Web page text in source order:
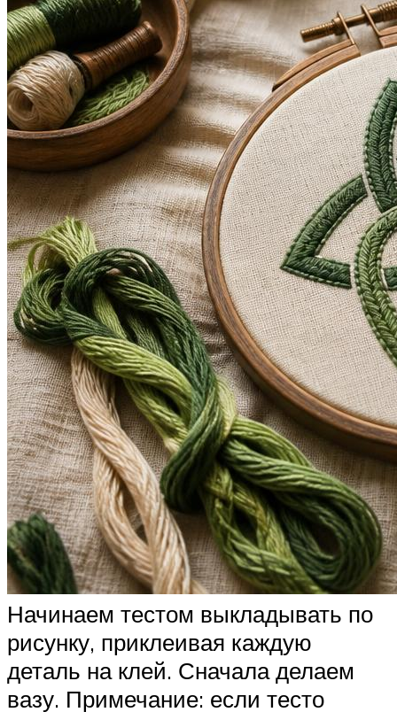
Начинаем тестом выкладывать по
рисунку, приклеивая каждую
деталь на клей. Сначала делаем
вазу. Примечание: если тесто